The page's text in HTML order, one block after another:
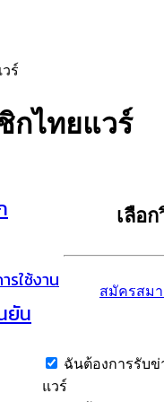
กไทยแวร์
รใช้งาน
ยัน
เลือ
สมัครสมา
ฉันต้องการรับข่
แวร์